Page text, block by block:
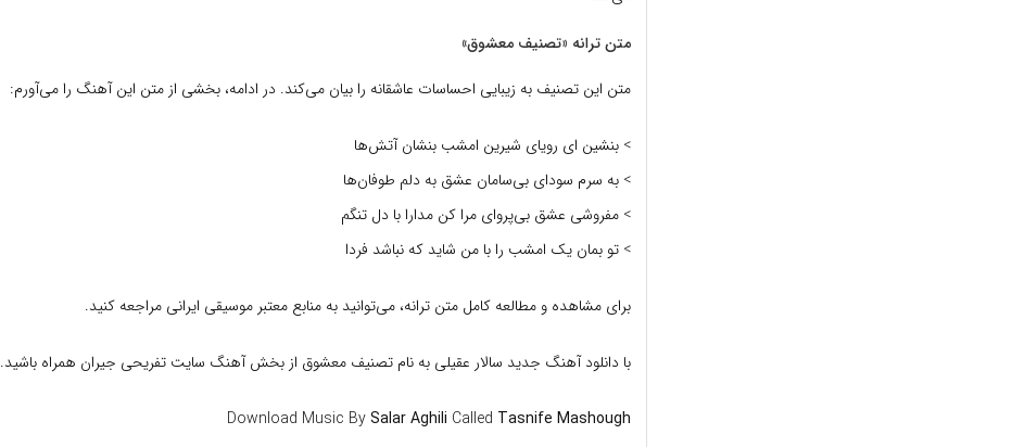
متن ترانه «تصنیف معشوق»
متن این تصنیف به زیبایی احساسات عاشقانه را بیان می‌کند. در ادامه، بخشی از متن این آهنگ را می‌آورم:
> بنشین ای رویای شیرین امشب بنشان آتش‌ها
> به سرم سودای بی‌سامان عشق به دلم طوفان‌ها
> مفروشی عشق بی‌پروای مرا کن مدارا با دل تنگم
> تو بمان یک امشب را با من شاید که نباشد فردا
برای مشاهده و مطالعه کامل متن ترانه، می‌توانید به منابع معتبر موسیقی ایرانی مراجعه کنید.
با دانلود آهنگ جدید سالار عقیلی به نام تصنیف معشوق از بخش آهنگ سایت تفریحی جیران همراه باشید.
Download Music BySalar Aghili Called Tasnife Mashough